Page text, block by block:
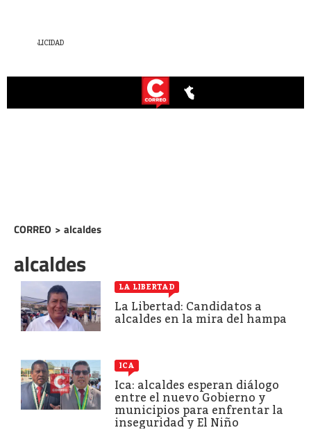
CORREO > alcaldes
alcaldes
LA LIBERTAD
La Libertad: Candidatos a
alcaldes en la mira del hampa
ICA
Ica: alcaldes esperan diálogo
entre el nuevo Gobierno y
municipios para enfrentar la
inseguridad y El Niño